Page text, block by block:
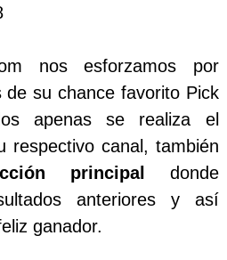
nos esforzamos por
su chance favorito Pick
apenas se realiza el
respectivo canal, también
principal
donde
anteriores y así
ganador.